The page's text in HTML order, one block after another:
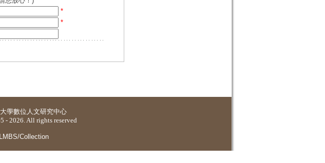
*
*
學數位人文研究中心
- 2026. All rights reserved
Collection